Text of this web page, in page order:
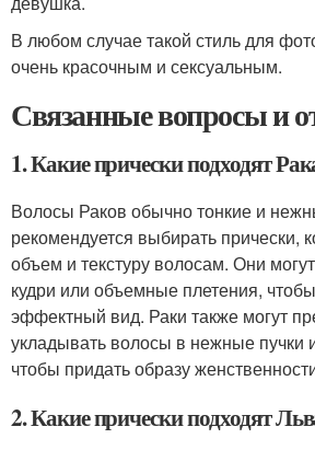
В любом случае такой стиль для
очень красочным и сексуальным.
Связанные вопросы и
1. Какие прически подходят
Волосы Раков обычно тонкие и
рекомендуется выбирать прически,
объем и текстуру волосам. Они
кудри или объемные плетения,
эффектный вид. Раки также могут
укладывать волосы в нежные пучки
чтобы придать образу
2. Какие прически подходят